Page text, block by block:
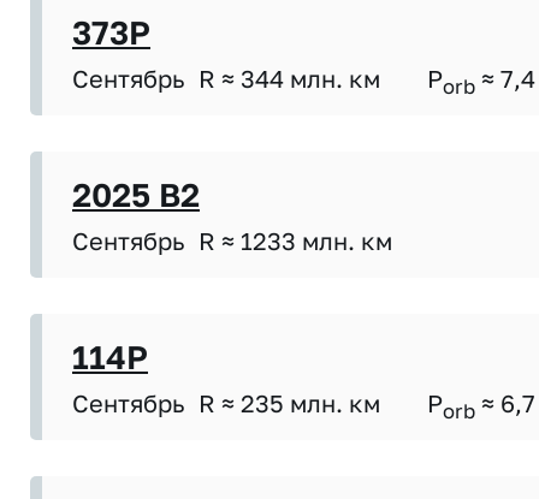
373P
Сентябрь R ≈ 344 млн. км Porb ≈ 7,4
2025 B2
Сентябрь R ≈ 1233 млн. км
114P
Сентябрь R ≈ 235 млн. км Porb ≈ 6,7